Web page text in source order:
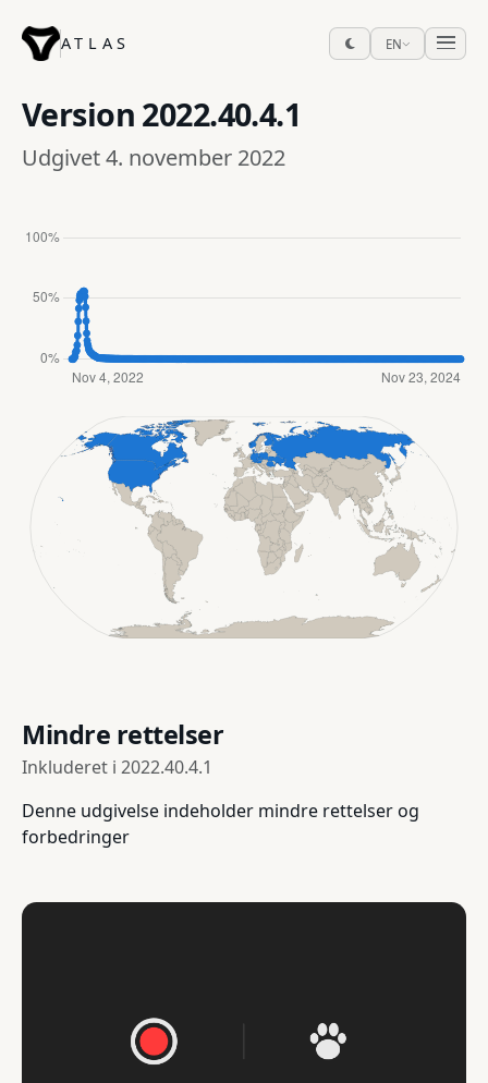
ATLAS EN
Version 2022.40.4.1
Udgivet 4. november 2022
Mindre rettelser
Inkluderet i 2022.40.4.1
Denne udgivelse indeholder mindre rettelser og
forbedringer